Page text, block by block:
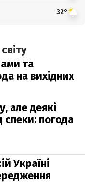
32°
та
на вихідних
але деякі
спеки: погода
Україні